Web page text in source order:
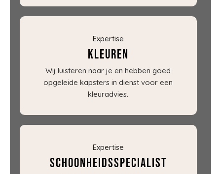
Expertise
Kleuren
Wij luisteren naar je en hebben goed
opgeleide kapsters in dienst voor een
kleuradvies.
Expertise
Schoonheidsspecialist